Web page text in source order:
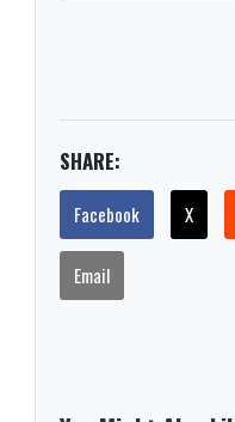
SHARE:
Facebook X
Email